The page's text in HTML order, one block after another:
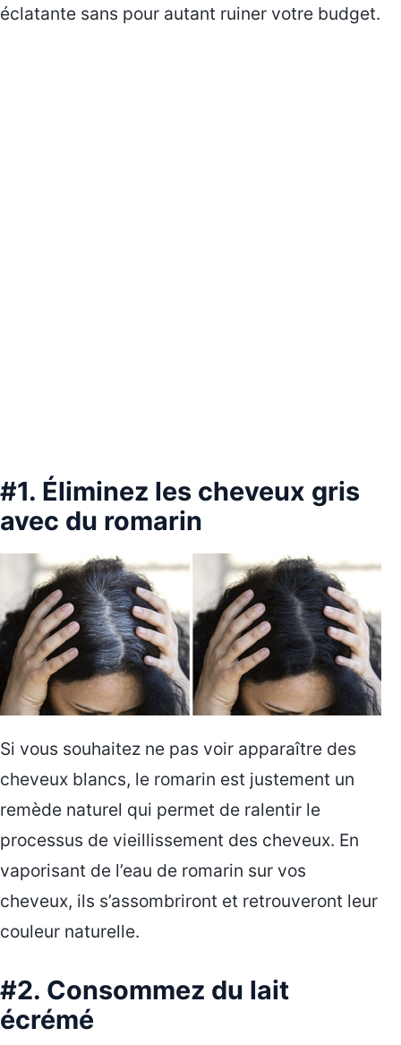
éclatante sans pour autant ruiner votre budget.
#1. Éliminez les cheveux gris
avec du romarin
Si vous souhaitez ne pas voir apparaître des
cheveux blancs, le romarin est justement un
remède naturel qui permet de ralentir le
processus de vieillissement des cheveux. En
vaporisant de l’eau de romarin sur vos
cheveux, ils s’assombriront et retrouveront leur
couleur naturelle.
#2. Consommez du lait
écrémé